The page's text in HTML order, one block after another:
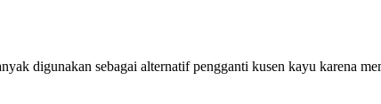
digunakan sebagai alternatif pengganti kusen kayu karena